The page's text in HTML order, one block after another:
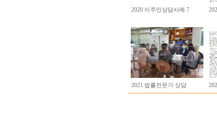
2020 이주민상담사례 7
2021 법률전문가 상담